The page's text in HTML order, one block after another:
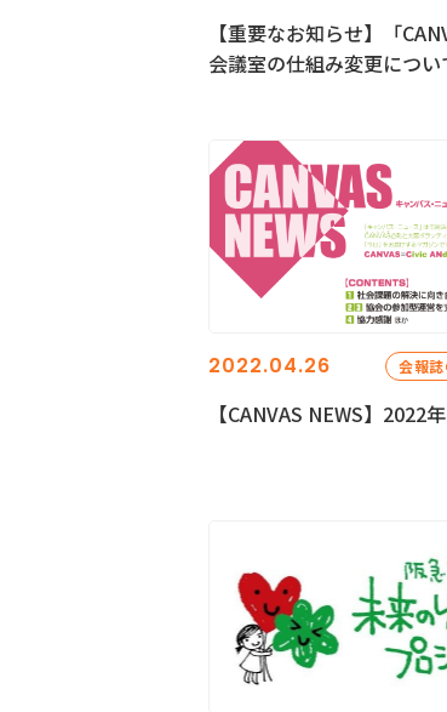
【重要なお知らせ】「
会議室の仕組み変更につい
2022.04.26 会報
【CANVAS NEWS】2022